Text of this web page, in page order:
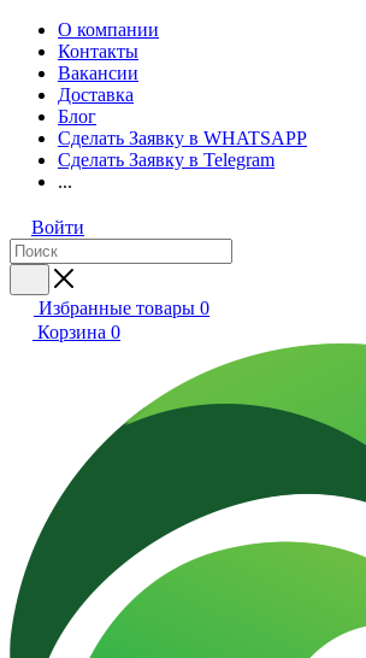
О компании
Контакты
Вакансии
Доставка
Блог
Сделать Заявку в WHATSAPP
Сделать Заявку в Telegram
...
Войти
Избранные товары 0
Корзина 0